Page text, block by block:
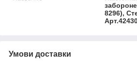
8296),
Умови доставки